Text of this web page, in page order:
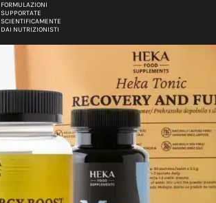
FORMULAZIONI
SUPPORTATE
SCIENTIFICAMENTE
DAI NUTRIZIONISTI